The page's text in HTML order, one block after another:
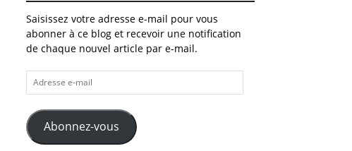
Saisissez votre adresse e-mail pour vous
abonner à ce blog et recevoir une notification
de chaque nouvel article par e-mail.
Adresse
e-
mail
Abonnez-vous